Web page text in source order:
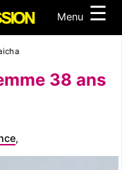
Menu ☰
38 ans
,